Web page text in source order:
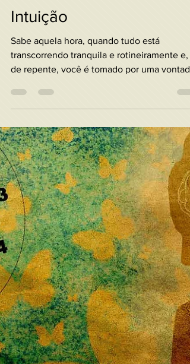
9 de abr. de 2022
2 min de leitura
Intuição
Sabe aquela hora, quando tudo está
transcorrendo tranquila e rotineiramente e,
de repente, você é tomado por uma vontade
inexplicável e...